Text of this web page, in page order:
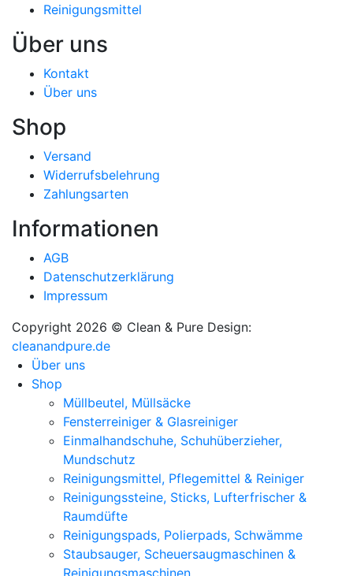
Reinigungsmittel
Über uns
Kontakt
Über uns
Shop
Versand
Widerrufsbelehrung
Zahlungsarten
Informationen
AGB
Datenschutzerklärung
Impressum
Copyright 2026 © Clean & Pure Design:
cleanandpure.de
Über uns
Shop
Müllbeutel, Müllsäcke
Fensterreiniger & Glasreiniger
Einmalhandschuhe, Schuhüberzieher,
Mundschutz
Reinigungsmittel, Pflegemittel & Reiniger
Reinigungssteine, Sticks, Lufterfrischer &
Raumdüfte
Reinigungspads, Polierpads, Schwämme
Staubsauger, Scheuersaugmaschinen &
Reinigungsmaschinen